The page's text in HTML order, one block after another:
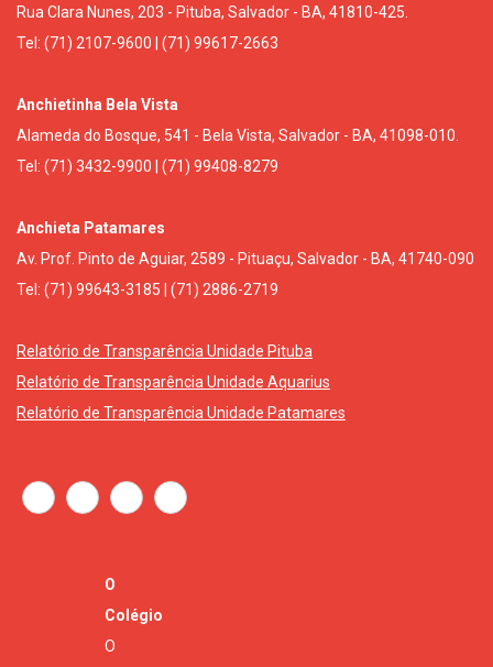
Rua Clara Nunes, 203 - Pituba, Salvador - BA, 41810-425.
Tel: (71) 2107-9600 | (71) 99617-2663
Anchietinha Bela Vista
Alameda do Bosque, 541 - Bela Vista, Salvador - BA, 41098-010.
Tel: (71) 3432-9900 | (71) 99408-8279
Anchieta Patamares
Av. Prof. Pinto de Aguiar, 2589 - Pituaçu, Salvador - BA, 41740-090
Tel: (71) 99643-3185 | (71) 2886-2719
Relatório de Transparência Unidade Pituba
Relatório de Transparência Unidade Aquarius
Relatório de Transparência Unidade Patamares
O
Colégio
O